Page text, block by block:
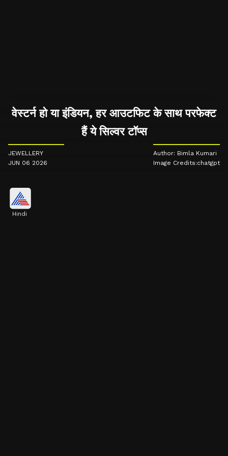
वेस्टर्न हो या इंडियन, हर आउटफिट के साथ परफेक्ट
हैं ये सिल्वर टॉप्स
JEWELLERY
JUN 06 2026
Author: Bimla Kumari
Image Credits:chatgpt
Hindi